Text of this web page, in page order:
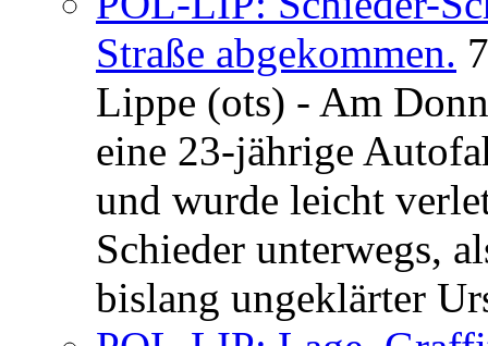
Straße abgekommen.
Lippe (ots) - Am
eine 23-jährige
und wurde leicht
Schieder unterwegs,
bislang ungeklärter